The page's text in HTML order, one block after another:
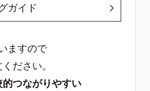
ガイド
ますので
ださい。
つながりやすい